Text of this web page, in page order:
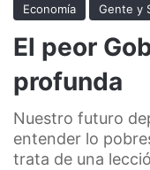
Economía Gente y
El peor
profunda
Nuestro futuro
entender lo
trata de una